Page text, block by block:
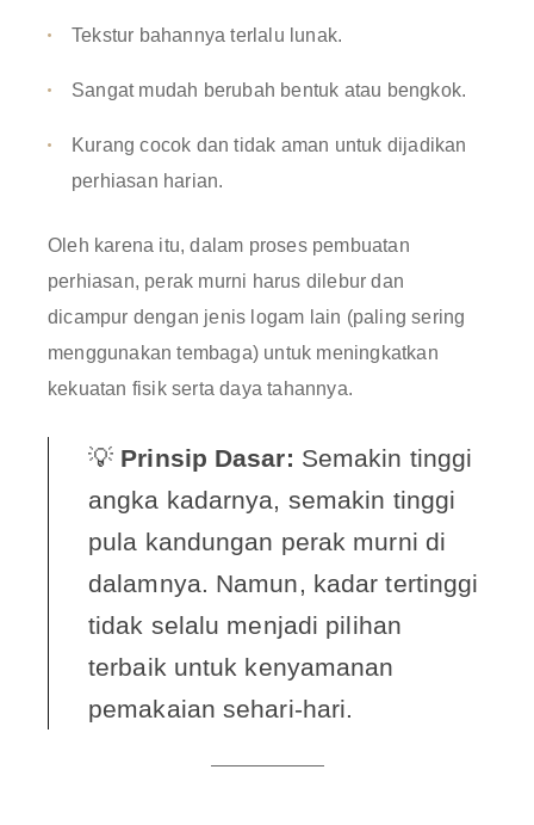
Tekstur bahannya terlalu lunak.
Sangat mudah berubah bentuk atau bengkok.
Kurang cocok dan tidak aman untuk dijadikan
perhiasan harian.
Oleh karena itu, dalam proses pembuatan
perhiasan, perak murni harus dilebur dan
dicampur dengan jenis logam lain (paling sering
menggunakan tembaga) untuk meningkatkan
kekuatan fisik serta daya tahannya.
💡 Prinsip Dasar: Semakin tinggi
angka kadarnya, semakin tinggi
pula kandungan perak murni di
dalamnya. Namun, kadar tertinggi
tidak selalu menjadi pilihan
terbaik untuk kenyamanan
pemakaian sehari-hari.